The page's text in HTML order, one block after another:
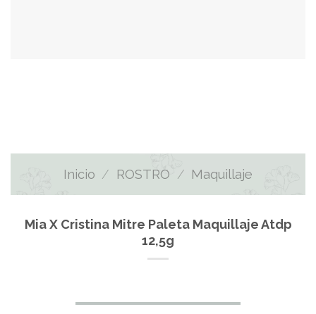
Inicio / ROSTRO / Maquillaje
Mia X Cristina Mitre Paleta Maquillaje Atdp
12,5g